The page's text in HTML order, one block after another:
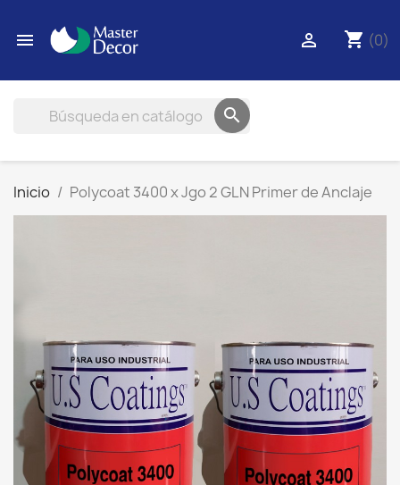
 shopping_cart (0)


Inicio Polycoat 3400 x Jgo 2 GLN Primer de Anclaje